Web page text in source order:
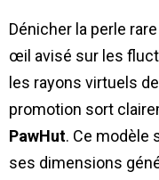
Dénicher la perle
œil avisé sur les
les rayons virtuels
promotion sort
PawHut. Ce modèle
ses dimensions